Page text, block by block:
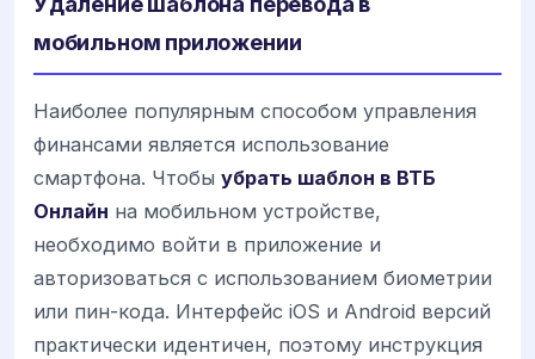
мобильном приложении
Наиболее популярным способом управления
финансами является использование
смартфона. Чтобы убрать шаблон в ВТБ
Онлайн на мобильном устройстве,
необходимо войти в приложение и
авторизоваться с использованием биометрии
или пин-кода. Интерфейс iOS и Android версий
практически идентичен, поэтому инструкция